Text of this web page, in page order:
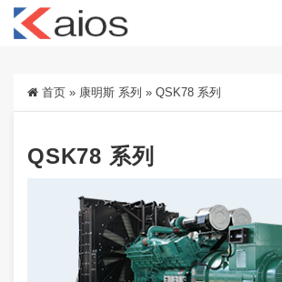
首页 » 康明斯 系列 » QSK78 系列
QSK78 系列